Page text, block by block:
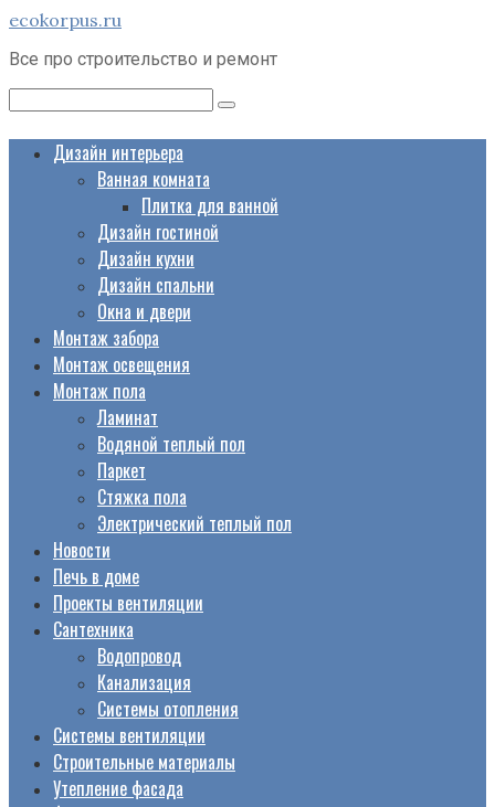
Перейти
контенту
ecokorpus.ru
Все про строительство и ремонт
Дизайн интерьера
Ванная комната
Плитка для ванной
Дизайн гостиной
Дизайн кухни
Дизайн спальни
Окна и двери
Монтаж забора
Монтаж освещения
Монтаж пола
Ламинат
Водяной теплый пол
Паркет
Стяжка пола
Электрический теплый пол
Новости
Печь в доме
Проекты вентиляции
Сантехника
Водопровод
Канализация
Системы отопления
Системы вентиляции
Строительные материалы
Утепление фасада